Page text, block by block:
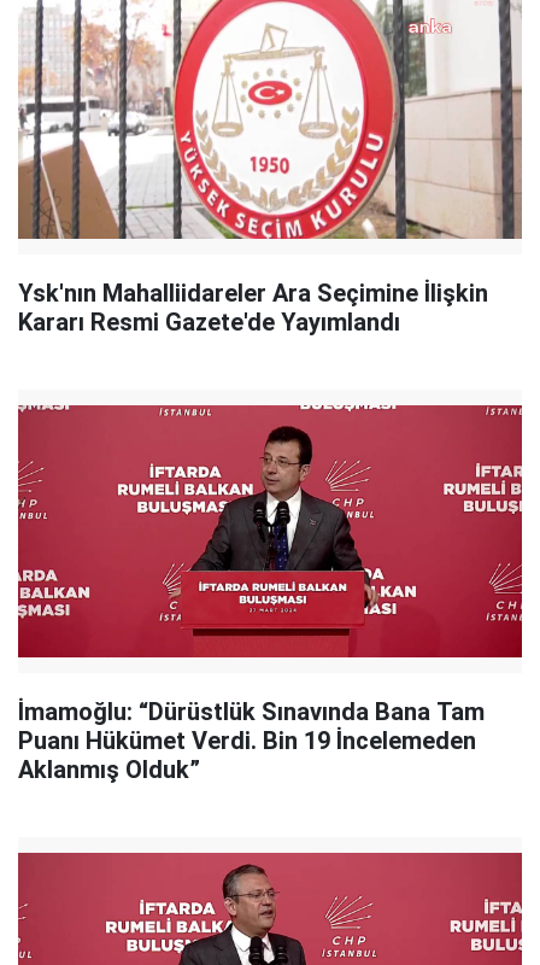
Ysk'nın Mahalliidareler Ara Seçimine İlişkin
Kararı Resmi Gazete'de Yayımlandı
İmamoğlu: “Dürüstlük Sınavında Bana Tam
Puanı Hükümet Verdi. Bin 19 İncelemeden
Aklanmış Olduk”